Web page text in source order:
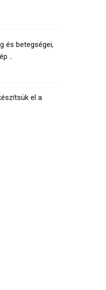
és betegségei,
..
el a